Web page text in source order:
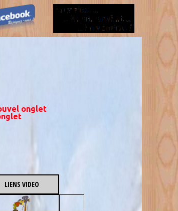
onglet
LIENS VIDEO